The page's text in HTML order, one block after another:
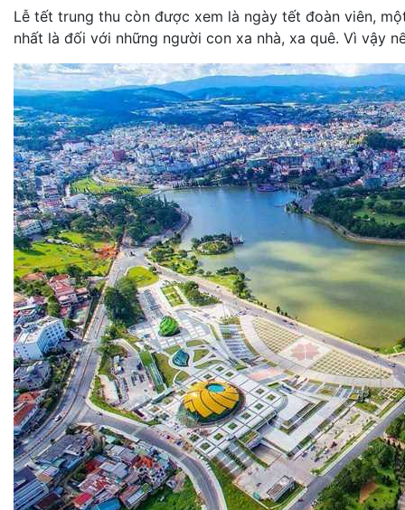
Lễ tết trung thu còn được xem là ngày tết đoàn viên,
nhất là đối với những người con xa nhà, xa quê. Vì vậy